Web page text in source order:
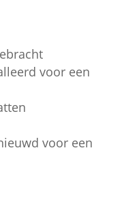
voor een
voor een